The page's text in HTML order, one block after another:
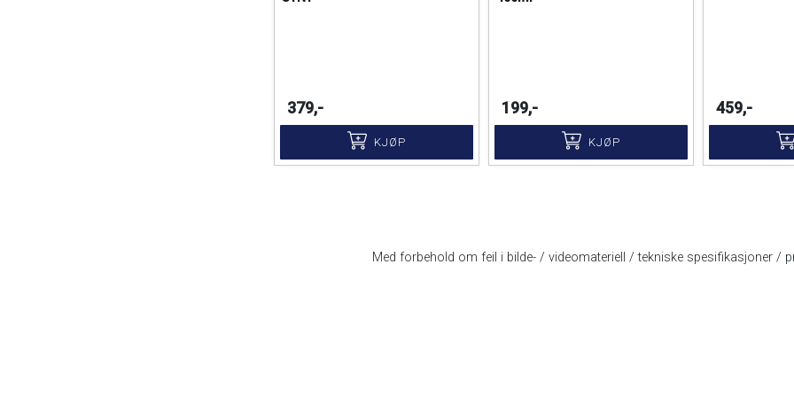
379,-
KJØP
199,-
KJØP
459,-
Med forbehold om feil i bilde- / videomateriell / tekniske spesifikasjoner /